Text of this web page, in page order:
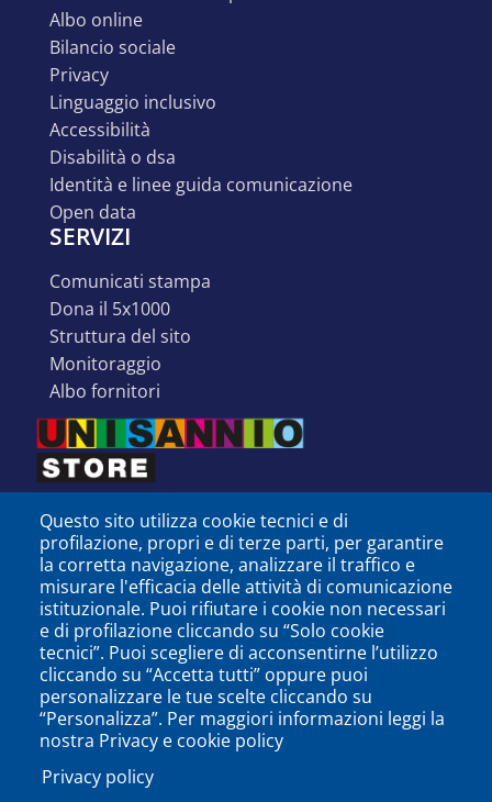
albo online
bilancio sociale
privacy
linguaggio inclusivo
accessibilità
disabilità o dsa
identità e linee guida comunicazione
open data
SERVIZI
comunicati stampa
dona il 5x1000
struttura del sito
monitoraggio
albo fornitori
SEGUICI SU
Questo sito utilizza cookie tecnici e di
profilazione, propri e di terze parti, per garantire
la corretta navigazione, analizzare il traffico e
misurare l'efficacia delle attività di comunicazione
istituzionale. Puoi rifiutare i cookie non necessari
e di profilazione cliccando su “Solo cookie
tecnici”. Puoi scegliere di acconsentirne l’utilizzo
cliccando su “Accetta tutti” oppure puoi
personalizzare le tue scelte cliccando su
“Personalizza”. Per maggiori informazioni leggi la
nostra Privacy e cookie policy
Privacy policy